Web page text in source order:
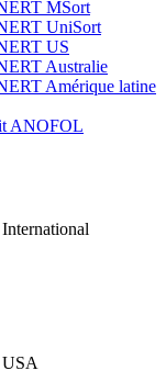
MSort
UniSort
US
Australie
Amérique latine
ANOFOL